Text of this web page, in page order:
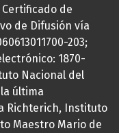
de
de Difusión vía
203;
1870-
Nacional del
última
Richterich, Instituto
Maestro Mario de